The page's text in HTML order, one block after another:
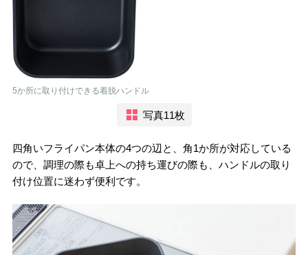
5か所に取り付けできる着脱ハンドル
写真11枚
四角いフライパン本体の4つの辺と、角1か所が対応している
ので、調理の際も卓上への持ち運びの際も、ハンドルの取り
付け位置に迷わず便利です。